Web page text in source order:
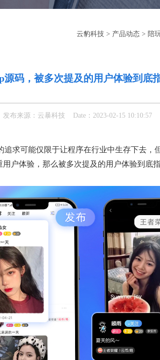
云豹科技 > 产品动态 > 陪
源码，被多次提及的用户体验到底
发布来源：云暴科技 Date：2023-02-15 10:10:57
追求可能仅限于让程序在行业中生存下去，
户体验，那么被多次提及的用户体验到底